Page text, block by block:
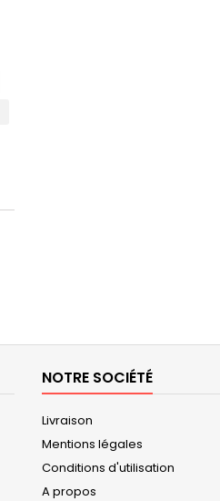
NOTRE SOCIÉTÉ
Livraison
Mentions légales
Conditions d'utilisation
A propos